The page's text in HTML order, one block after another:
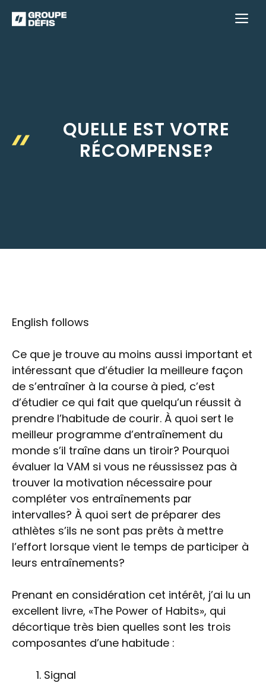
au
QUELLE EST VOTRE
RÉCOMPENSE?
English follows
Ce que je trouve au moins aussi important et
intéressant que d’étudier la meilleure façon
de s’entraîner à la course à pied, c’est
d’étudier ce qui fait que quelqu’un réussit à
prendre l’habitude de courir. À quoi sert le
meilleur programme d’entraînement du
monde s’il traîne dans un tiroir? Pourquoi
évaluer la VAM si vous ne réussissez pas à
trouver la motivation nécessaire pour
compléter vos entraînements par
intervalles? À quoi sert de préparer des
athlètes s’ils ne sont pas prêts à mettre
l’effort lorsque vient le temps de participer à
leurs entraînements?
Prenant en considération cet intérêt, j’ai lu un
excellent livre, «The Power of Habits», qui
décortique très bien quelles sont les trois
composantes d’une habitude :
Signal